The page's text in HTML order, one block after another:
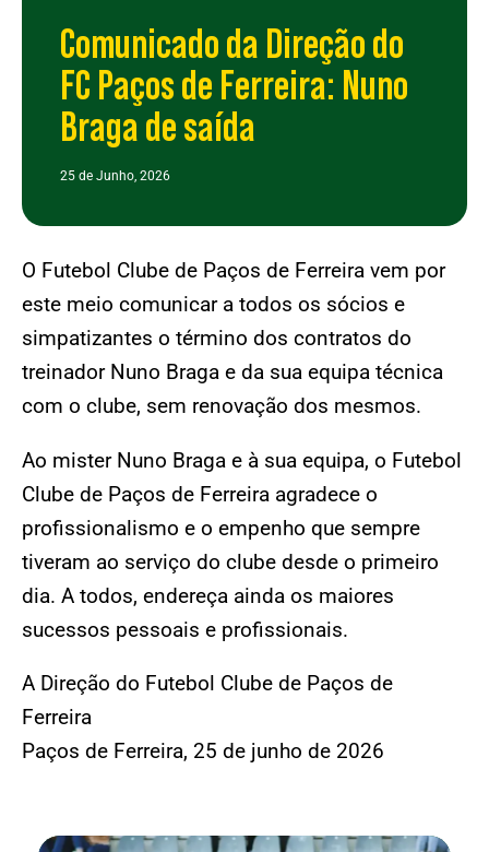
Comunicado da Direção do
FC Paços de Ferreira: Nuno
Braga de saída
25 de Junho, 2026
O Futebol Clube de Paços de Ferreira vem por
este meio comunicar a todos os sócios e
simpatizantes o término dos contratos do
treinador Nuno Braga e da sua equipa técnica
com o clube, sem renovação dos mesmos.
Ao mister Nuno Braga e à sua equipa, o Futebol
Clube de Paços de Ferreira agradece o
profissionalismo e o empenho que sempre
tiveram ao serviço do clube desde o primeiro
dia. A todos, endereça ainda os maiores
sucessos pessoais e profissionais.
A Direção do Futebol Clube de Paços de
Ferreira
Paços de Ferreira, 25 de junho de 2026